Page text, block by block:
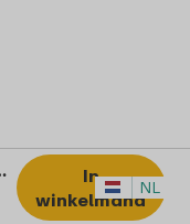
Forest Friends
In
winkelmand
NL